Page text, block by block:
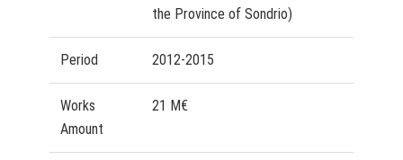
the Province of Sondrio)
Period 2012-2015
Works
Amount
21 M€